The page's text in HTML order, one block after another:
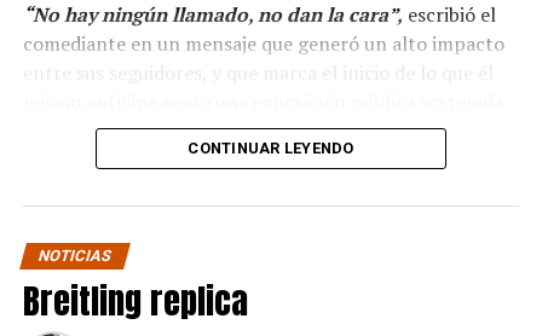
“No hay ningún llamado, no dan la cara”, escribió el
comediante en un mensaje que generó un alto impacto
entre sus seguidores, y que marca el inicio de lo que él
en el tiempo.
“Hola a todos, ya ha
pasado más casi dos mes
y no hay ningún llamado
de cuando darán la cara
CONTINUAR LEYENDO
NOTICIAS
Breitling replica